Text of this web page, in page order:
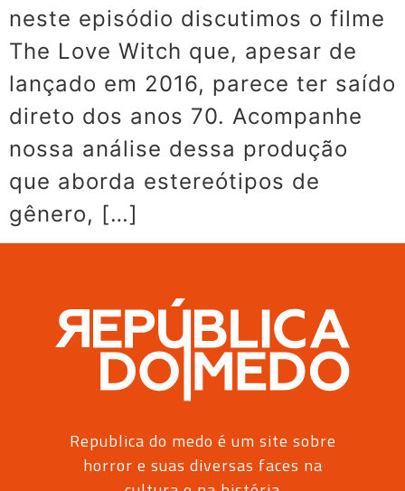
neste episódio discutimos o filme
The Love Witch que, apesar de
lançado em 2016, parece ter saído
direto dos anos 70. Acompanhe
nossa análise dessa produção
que aborda estereótipos de
gênero, […]
Republica do medo é um site sobre
horror e suas diversas faces na